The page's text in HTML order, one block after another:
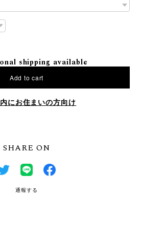
shipping available
Add to cart
にお住まいの方向け
SHARE ON
通報する